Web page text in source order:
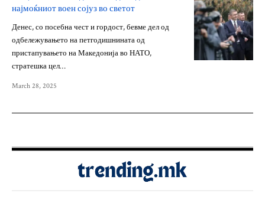
најмоќниот воен сојуз во светот
Денес, со посебна чест и гордост, бевме дел од
одбележувањето на петгодишнината од
пристапувањето на Македонија во НАТО,
стратешка цел…
March 28, 2025